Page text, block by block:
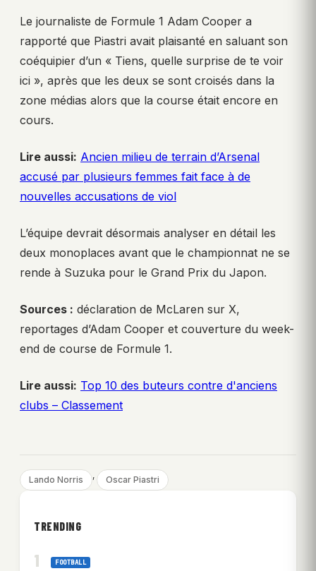
Le journaliste de Formule 1 Adam Cooper a
rapporté que Piastri avait plaisanté en saluant son
coéquipier d’un « Tiens, quelle surprise de te voir
ici », après que les deux se sont croisés dans la
zone médias alors que la course était encore en
cours.
Lire aussi: Ancien milieu de terrain d’Arsenal
accusé par plusieurs femmes fait face à de
nouvelles accusations de viol
L’équipe devrait désormais analyser en détail les
deux monoplaces avant que le championnat ne se
rende à Suzuka pour le Grand Prix du Japon.
Sources : déclaration de McLaren sur X,
reportages d’Adam Cooper et couverture du week-
end de course de Formule 1.
Lire aussi: Top 10 des buteurs contre d'anciens
clubs – Classement
Lando Norris , Oscar Piastri
TRENDING
FOOTBALL